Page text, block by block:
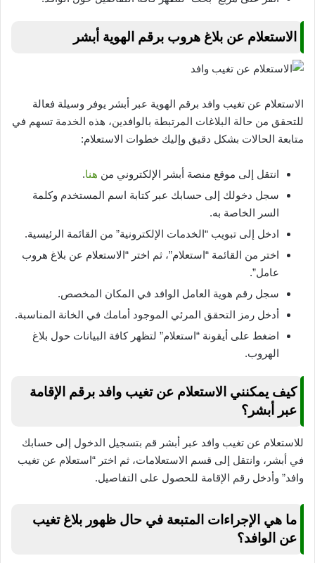
الاستعلام عن بلاغ هروب برقم الهوية أبشر
الاستعلام عن تغيب وافد برقم الهوية عبر أبشر يوفر وسيلة فعالة
للتحقق من حالة البلاغات المرتبطة بالوافدين، هذه الخدمة تسهم في
متابعة الحالات بشكل دقيق وإليك خطوات الاستعلام:
انتقل إلى موقع منصة أبشر الإلكتروني من هنا.
سجل دخولك إلى حسابك عبر كتابة اسم المستخدم وكلمة
السر الخاصة به.
ادخل إلى تبويب “الخدمات الإلكترونية” من القائمة الرئيسية.
اختر من القائمة “استعلام”، ثم اختر “الاستعلام عن بلاغ هروب
عامل”.
سجل رقم هوية العامل الوافد في المكان المخصص.
أدخل رمز التحقق المرئي الموجود أمامك في الخانة المناسبة.
اضغط على أيقونة “استعلام” لتظهر كافة البيانات حول بلاغ
الهروب.
كيف يمكنني الاستعلام عن تغيب وافد برقم الإقامة
عبر أبشر؟
للاستعلام عن تغيب وافد عبر أبشر قم بتسجيل الدخول إلى حسابك
في أبشر، وانتقل إلى قسم الاستعلامات، ثم اختر “استعلام عن تغيب
وافد” وأدخل رقم الإقامة للحصول على التفاصيل.
ما هي الإجراءات المتبعة في حال ظهور بلاغ تغيب
عن الوافد؟